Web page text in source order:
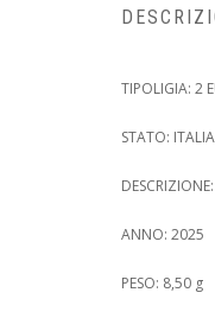
TIPOLIGIA: 2
STATO: ITALIA
ANNO: 2025
PESO: 8,50 g